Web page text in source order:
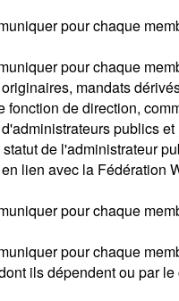
pour chaque
pour chaque
mandats
fonction de direction,
publics
de l'administrateur
lien avec la Fédération
pour chaque
pour chaque
ils dépendent ou par le